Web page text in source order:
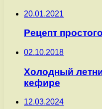
20.01.2021
Рецепт
02.10.2018
Холодный
кефире
12.03.2024